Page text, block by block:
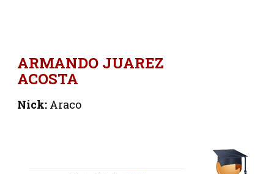
ARMANDO JUAREZ
ACOSTA
Nick:Araco